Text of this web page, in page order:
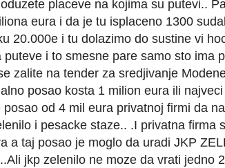
placeve na kojima su putevi..
eura i da je tu isplaceno 1300
20.000e i tu dolazimo do sustine vi
i to smesne pare samo sto ima
zalite na tender za sredjivanje
posao kosta 1 milion eura ili najveci
od 4 mil eura privatnoj firmi da
i pesacke staze.. .I privatna firma
a taj posao je moglo da uradi JKP
jkp zelenilo ne moze da vrati jedno 2